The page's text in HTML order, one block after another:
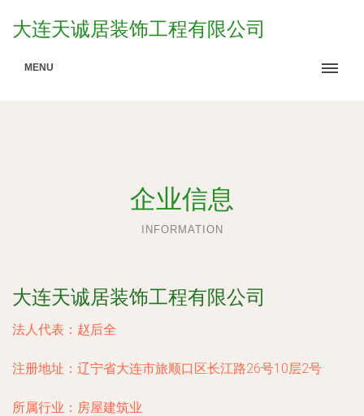
大连天诚居装饰工程有限公司
MENU
企业信息
INFORMATION
大连天诚居装饰工程有限公司
法人代表： 赵后全
注册地址： 辽宁省大连市旅顺口区长江路26号10层2号
所属行业： 房屋建筑业